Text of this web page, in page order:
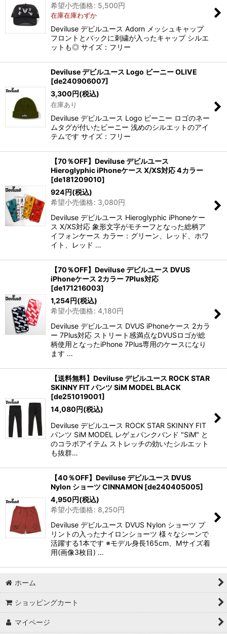
希望小売価格: 5,500円
在庫在庫わずか
Deviluse デビルユース Adorn メッシュキャップ
フロントとバックに刺繍が入ったキャップ シルエ
ットも◎ サイズ：フリー
Deviluse デビルユース Logo ビーニー OLIVE
[de240906007]
3,300円(税込)
在庫あり
Deviluse デビルユース Logo ビーニー ロゴのネー
ムタグが付いたビーニー 浅めのシルエットのアイ
テムです サイズ：フリー
【70％OFF】Deviluse デビルユース
Hieroglyphic iPhoneケース X/XS対応 4カラー
[de181209010]
924円(税込)
希望小売価格: 3,080円
Deviluse デビルユース Hieroglyphic iPhoneケー
ス X/XS対応 象形文字がモチーフとなった総柄ア
イフォンケース カラー：グリーン、レッド、ホワ
イト、レッド …
【70％OFF】Deviluse デビルユース DVUS
iPhoneケース 2カラー 7Plus対応
[de171216003]
1,254円(税込)
希望小売価格: 4,180円
Deviluse デビルユース DVUS iPhoneケース 2カラ
ー 7Plus対応 ストリート感満点なDVUSロゴが総
柄使用となったiPhone 7Plus専用のケースになり
ます …
【送料無料】Deviluse デビルユース ROCK STAR
SKINNY FIT パンツ SiM MODEL BLACK
[de251019001]
14,080円(税込)
Deviluse デビルユース ROCK STAR SKINNY FIT
パンツ SiM MODEL レゲェパンクバンド "SiM" と
のコラボアイテム ストレッチの効いたシルエット
も抜群…
【40％OFF】Deviluse デビルユース DVUS
Nylon ショーツ CINNAMON [de240405005]
4,950円(税込)
希望小売価格: 8,250円
Deviluse デビルユース DVUS Nylon ショーツ プ
リントの入ったナイロンショーツ 様々なシーンで
活躍する1本です ※モデル身長165cm、Mサイズ着
用(画像3枚目) …
ホーム
ショッピングカート
マイページ